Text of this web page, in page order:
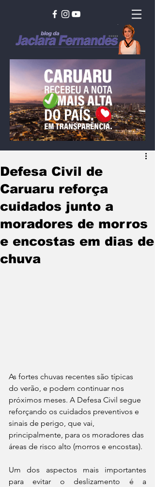
Defesa Civil de
Caruaru reforça
cuidados junto a
moradores de morros
e encostas em dias de
chuva
As fortes chuvas recentes são típicas
do verão, e podem continuar nos
próximos meses. A Defesa Civil segue
reforçando os cuidados preventivos e
sinais de perigo, que vai,
principalmente, para os moradores das
áreas de risco alto (morros e encostas).
Um dos aspectos mais importantes
para evitar o deslizamento é a